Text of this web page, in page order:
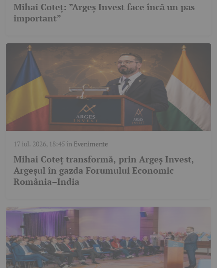
Mihai Coteț: ”Argeș Invest face încă un pas
important”
17 iul. 2026, 18:45 în Evenimente
Mihai Coteț transformă, prin Argeș Invest,
Argeșul în gazda Forumului Economic
România–India